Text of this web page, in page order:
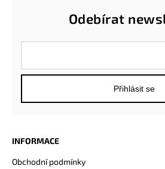
INFORMACE
Obchodní podmínky
Odebírat
Přihlásit se